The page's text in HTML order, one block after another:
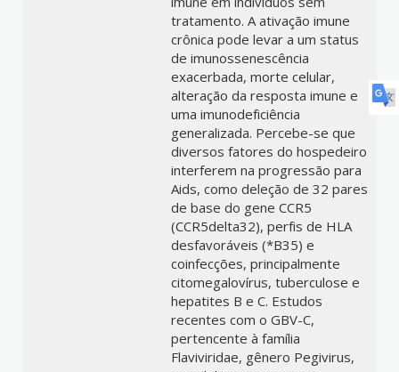
tratamento. A ativação imune
crônica pode levar a um status
de imunossenescência
exacerbada, morte celular,
alteração da resposta imune e
uma imunodeficiência
generalizada. Percebe-se que
diversos fatores do hospedeiro
interferem na progressão para
Aids, como deleção de 32 pares
de base do gene CCR5
(CCR5delta32), perfis de HLA
desfavoráveis (*B35) e
coinfecções, principalmente
citomegalovírus, tuberculose e
hepatites B e C. Estudos
recentes com o GBV-C,
pertencente à família
Flaviviridae, gênero Pegivirus,